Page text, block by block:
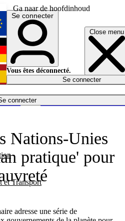
Ga naar de hoofdinhoud
Close menu
connecter
et Transport
English
Deutsch
Español
Se connecter
Vous êtes déconnecté.
Se connecter
Nations-Unies
pratique' pour
adresse une série de